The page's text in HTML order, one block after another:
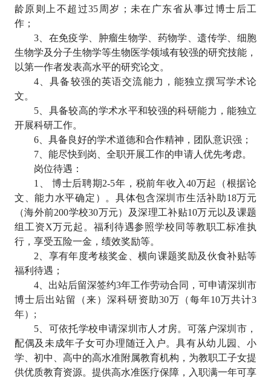
龄原则上不超过35 周岁；未在广东省从事过博士后工
作；
3、在免疫学、肿瘤生物学、药物学、遗传学、细胞
生物学及分子生物学等生物医学领域有较强的研究技能，
以第一作者发表高水平的研究论文。
4、具备较强的英语交流能力，能独立撰写学术论
文。
5、具备较高的学术水平和较强的科研能力，能独立
开展科研工作。
6、具备良好的学术道德和合作精神，团队意识强；
7、能尽快到岗、全职开展工作的申请人优先考虑。
岗位待遇：
1
、 博士后聘期2-5年，税前年收入 40万起（根据论
文、能力水平确定）。具体包含深圳市生活补助18万元
（海外前200学校30万元）及深理工补贴10万元以及课题
组工资X万元起。福利待遇参照学校同等教职工标准执
行，享受五险一金，绩效奖励等。
2 、享有年度考核奖金、横向课题奖励及伙食补贴等
福利待遇；
4、出站后留深签约3年工作劳动合同，可申请深圳市
博士后出站留（来）深科研资助30万（每年10万共计3
年） ;
5、可依托学校申请深圳市人才房。可落户深圳市，
配偶及未成年子女可办理随迁入户。具有从幼儿园、小
学、初中、高中的高水准附属教育机构，为教职工子女提
供优质教育资源。提供高水准医疗保障，入职满一年可享